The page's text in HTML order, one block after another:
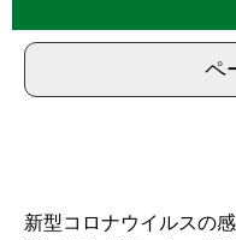
ペ
新型コロナウイルスの